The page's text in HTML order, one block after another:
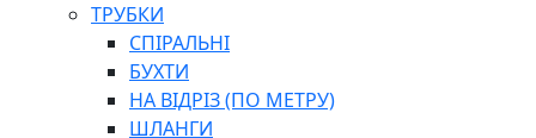
ТРУБКИ
СПІРАЛЬНІ
БУХТИ
НА ВІДРІЗ (ПО МЕТРУ)
ШЛАНГИ